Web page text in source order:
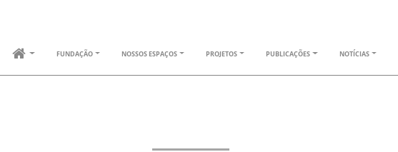
FUNDAÇÃO NOSSOS ESPAÇOS PROJETOS PUBLICAÇÕES NOTÍCIAS